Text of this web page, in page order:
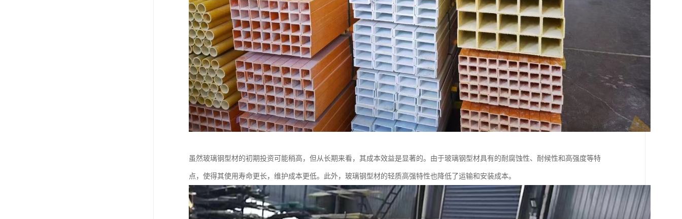
虽然玻璃钢型材的初期投资可能稍高，但从长期来看，其成本效益是显著的。由于玻璃钢型材具有的耐腐蚀性、耐候性和高强度等特
点，使得其使用寿命更长，维护成本更低。此外，玻璃钢型材的轻质高强特性也降低了运输和安装成本。